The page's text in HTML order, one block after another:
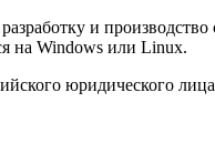
и производство
на Windows или Linux.
юридического